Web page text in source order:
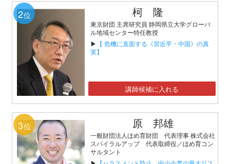
2位 柯 隆
東京財団 主席研究員 静岡県立大学グローバ
ル地域センター特任教授
▶ 【 危機に直面する《習近平・中国》の真
実】
講師候補に入れる
3位 原 邦雄
一般財団法人ほめ育財団 代表理事 株式会社
スパイラルアップ 代表取締役／ほめ育コン
サルタント